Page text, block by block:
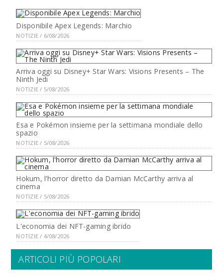
Disponibile Apex Legends: Marchio
NOTIZIE / 6/08/2026
Arriva oggi su Disney+ Star Wars: Visions Presents – The
Ninth Jedi
NOTIZIE / 5/08/2026
Esa e Pokémon insieme per la settimana mondiale dello
spazio
NOTIZIE / 5/08/2026
Hokum, l'horror diretto da Damian McCarthy arriva al
cinema
NOTIZIE / 5/08/2026
L'economia dei NFT-gaming ibrido
NOTIZIE / 4/08/2026
ARTICOLI PIÙ POPOLARI